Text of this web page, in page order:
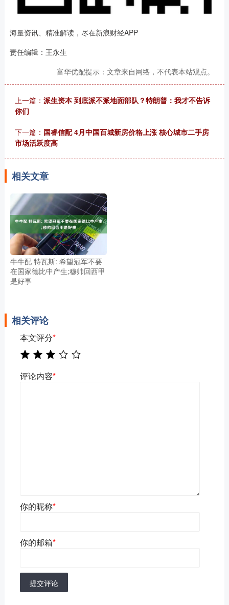
海量资讯、精准解读，尽在新浪财经APP
责任编辑：王永生
富华优配提示：文章来自网络，不代表本站观点。
上一篇： 派生资本 到底派不派地面部队？特朗普：我才不告诉
你们
下一篇： 国睿信配 4月中国百城新房价格上涨 核心城市二手房
市场活跃度高
相关文章
牛牛配 特瓦斯: 希望冠军不要
在国家德比中产生;穆帅回西甲
是好事
相关评论
本文评分*
评论内容*
你的昵称*
你的邮箱*
提交评论